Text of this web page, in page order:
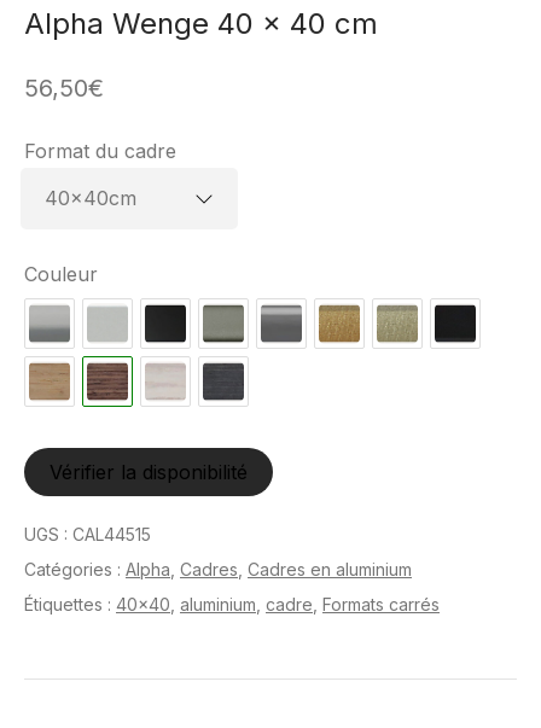
Alpha Wenge 40 x 40 cm
56,50€
Format du cadre
Couleur
Vérifier la disponibilité
UGS : CAL44515
Catégories : Alpha Cadres Cadres en aluminium
Étiquettes : 40x40 aluminium cadre Formats carrés